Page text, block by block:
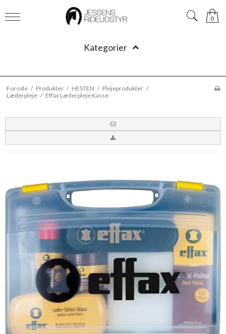
0
Kategorier
Forside / Produkter / HESTEN / Plejeprodukter /
Læderpleje / Effax Læderpleje Kasse